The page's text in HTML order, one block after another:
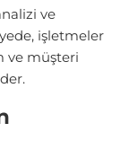
ve
işletmeler
ve müşteri